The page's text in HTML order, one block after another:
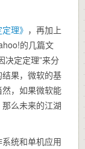
理》 ，再加上
的几篇文
决定定理”来分
果，微软的基
，如果微软能
么未来的江湖
统和单机应用